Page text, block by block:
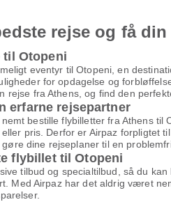
rejse og få
til Otopeni
eventyr til Otopeni, en
for opdagelse og
rejse fra Athens, og find den
erfarne rejsepartner
bestille flybilletter fra Athens
pris. Derfor er Airpaz forpligtet
dine rejseplaner til en
flybillet til Otopeni
tilbud og specialtilbud, så du
Med Airpaz har det aldrig været